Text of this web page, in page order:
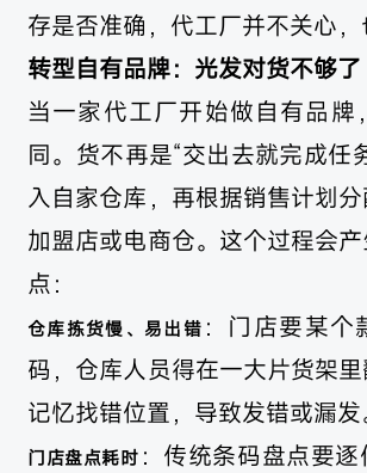
存是否准确，代工厂并不关心，
转型自有品牌：光发对货不够了
当一家代工厂开始做自有品牌
同。货不再是“交出去就完成任
入自家仓库，再根据销售计划分
加盟店或电商仓。这个过程会
点：
仓库拣货慢、易出错 ：门店要某个
码，仓库人员得在一大片货架
记忆找错位置，导致发错或漏发
门店盘点耗时 ：传统条码盘点要